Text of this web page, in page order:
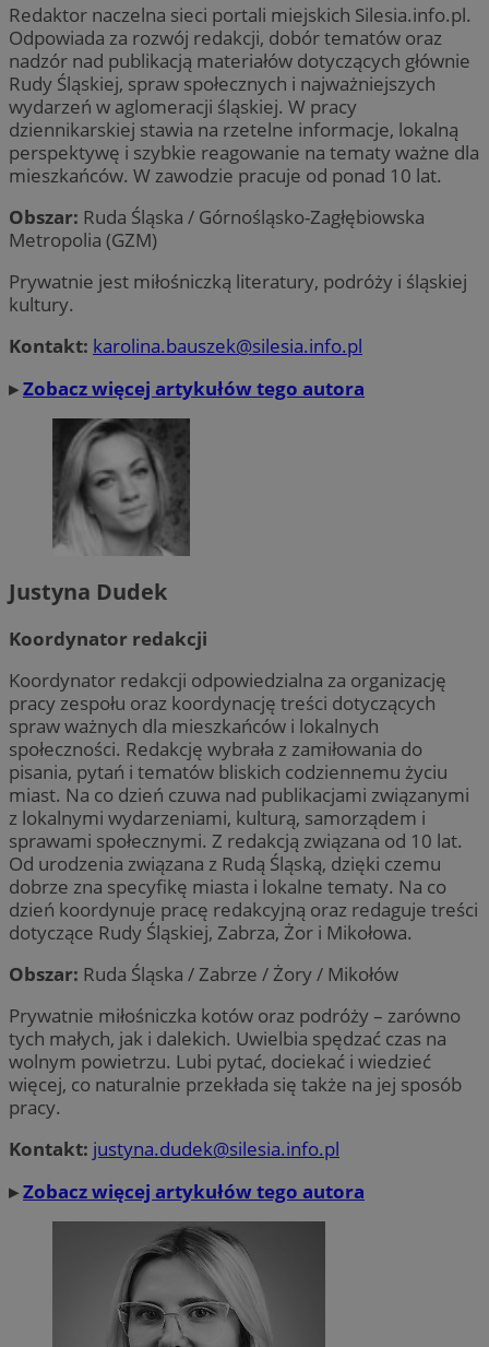
Redaktor naczelna sieci portali miejskich Silesia.info.pl.
Odpowiada za rozwój redakcji, dobór tematów oraz
nadzór nad publikacją materiałów dotyczących głównie
Rudy Śląskiej, spraw społecznych i najważniejszych
wydarzeń w aglomeracji śląskiej. W pracy
dziennikarskiej stawia na rzetelne informacje, lokalną
perspektywę i szybkie reagowanie na tematy ważne dla
mieszkańców. W zawodzie pracuje od ponad 10 lat.
Obszar: Ruda Śląska / Górnośląsko-Zagłębiowska
Metropolia (GZM)
Prywatnie jest miłośniczką literatury, podróży i śląskiej
kultury.
Kontakt: karolina.bauszek@silesia.info.pl
▸Zobacz więcej artykułów tego autora
Justyna Dudek
Koordynator redakcji
Koordynator redakcji odpowiedzialna za organizację
pracy zespołu oraz koordynację treści dotyczących
spraw ważnych dla mieszkańców i lokalnych
społeczności. Redakcję wybrała z zamiłowania do
pisania, pytań i tematów bliskich codziennemu życiu
miast. Na co dzień czuwa nad publikacjami związanymi
z lokalnymi wydarzeniami, kulturą, samorządem i
sprawami społecznymi. Z redakcją związana od 10 lat.
Od urodzenia związana z Rudą Śląską, dzięki czemu
dobrze zna specyfikę miasta i lokalne tematy. Na co
dzień koordynuje pracę redakcyjną oraz redaguje treści
dotyczące Rudy Śląskiej, Zabrza, Żor i Mikołowa.
Obszar: Ruda Śląska / Zabrze / Żory / Mikołów
Prywatnie miłośniczka kotów oraz podróży – zarówno
tych małych, jak i dalekich. Uwielbia spędzać czas na
wolnym powietrzu. Lubi pytać, dociekać i wiedzieć
więcej, co naturalnie przekłada się także na jej sposób
pracy.
Kontakt: justyna.dudek@silesia.info.pl
▸Zobacz więcej artykułów tego autora